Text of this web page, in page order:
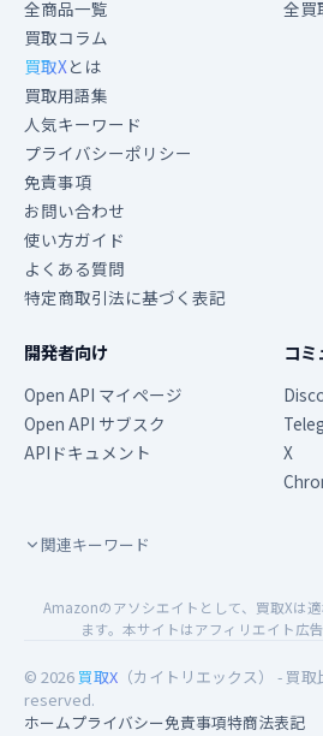
全商品一覧
買取コラム
買取Xとは
買取用語集
人気キーワード
プライバシーポリシー
免責事項
お問い合わせ
使い方ガイド
よくある質問
特定商取引法に基づく表記
全買
開発者向け
Open API マイページ
Open API サブスク
APIドキュメント
コミ
X
関連キーワード
Amazonのアソシエイトとして、買取Xは
ます。本サイトはアフィリエイト広
© 2026 買取X （カイトリエックス） - 買
reserved.
ホームプライバシー免責事項特商法表記